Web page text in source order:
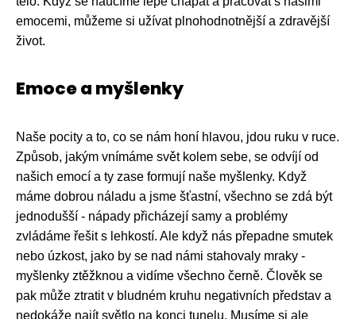
emocemi, můžeme si užívat plnohodnotnější a zdravější
život.
Emoce a myšlenky
Naše pocity a to, co se nám honí hlavou, jdou ruku v ruce.
Způsob, jakým vnímáme svět kolem sebe, se odvíjí od
našich emocí a ty zase formují naše myšlenky. Když
máme dobrou náladu a jsme šťastní, všechno se zdá být
jednodušší - nápady přicházejí samy a problémy
zvládáme řešit s lehkostí. Ale když nás přepadne smutek
nebo úzkost, jako by se nad námi stahovaly mraky -
myšlenky ztěžknou a vidíme všechno černě. Člověk se
pak může ztratit v bludném kruhu negativních představ a
nedokáže najít světlo na konci tunelu. Musíme si ale